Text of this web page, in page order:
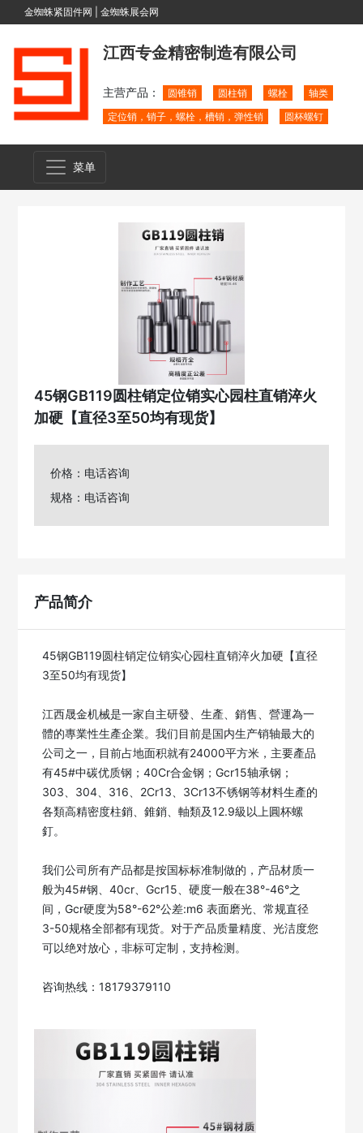
金蜘蛛紧固件网 金蜘蛛展会网
江西专金精密制造有限公司
主营产品： 圆锥销 圆柱销 螺栓
轴类
定位销，销子，螺栓，槽销，弹性销
圆杯螺钉
菜单
45钢GB119圆柱销定位销实心园柱直销淬火
加硬【直径3至50均有现货】
价格：电话咨询
规格：电话咨询
产品简介
45钢GB119圆柱销定位销实心园柱直销淬火加硬【直径
3至50均有现货】
江西晟金机械是一家自主研發、生產、銷售、營運為一
體的專業性生產企業。我们目前是国内生产销轴最大的
公司之一，目前占地面积就有24000平方米，主要產品
有45#中碳优质钢；40Cr合金钢；Gcr15轴承钢；
303、304、316、2Cr13、3Cr13不锈钢等材料生產的
各類高精密度柱銷、錐銷、軸類及12.9級以上圓杯螺
釘。
我们公司所有产品都是按国标标准制做的，产品材质一
般为45#钢、40cr、Gcr15、硬度一般在38°-46°之
间，Gcr硬度为58°-62°公差:m6 表面磨光、常规直径
3-50规格全部都有现货。对于产品质量精度、光洁度您
可以绝对放心，非标可定制，支持检测。
咨询热线：18179379110